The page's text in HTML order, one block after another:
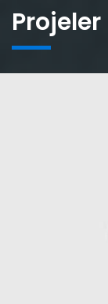
Projeler